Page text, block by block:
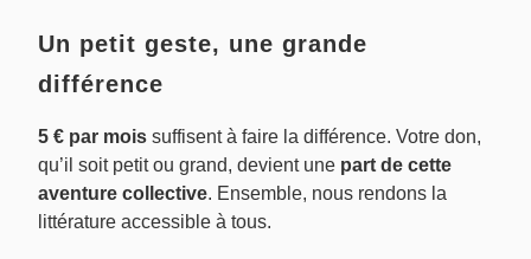
Un petit geste, une grande
différence
5 € par mois suffisent à faire la différence. Votre don,
qu’il soit petit ou grand, devient une part de cette
aventure collective. Ensemble, nous rendons la
littérature accessible à tous.